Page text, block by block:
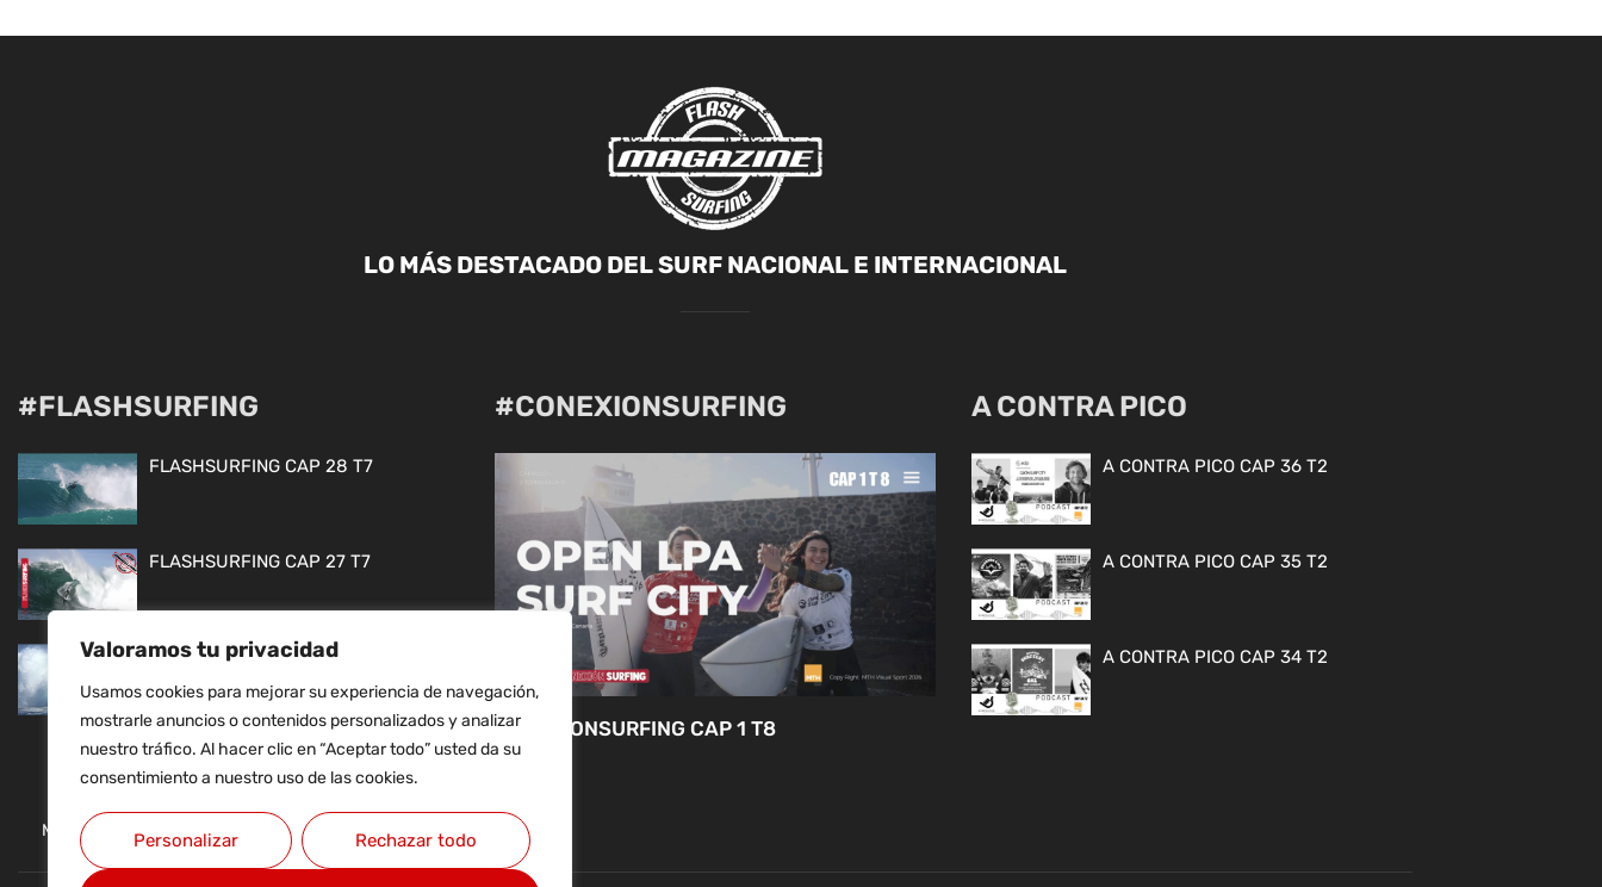
Valoramos tu privacidad
Usamos cookies para mejorar su experiencia de navegación,
mostrarle anuncios o contenidos personalizados y analizar
nuestro tráfico. Al hacer clic en “Aceptar todo” usted da su
consentimiento a nuestro uso de las cookies.
Personalizar Rechazar todo
LO MÁS DESTACADO DEL SURF NACIONAL E INTERNACIONAL
#FLASHSURFING
FLASHSURFING CAP 28 T7
FLASHSURFING CAP 27 T7
FLASHSURFING CAP 26 T7
#CONEXIONSURFING
CONEXIONSURFING CAP 1 T8
A CONTRA PICO
A CONTRA PICO CAP 36 T2
A CONTRA PICO CAP 35 T2
A CONTRA PICO CAP 34 T2
MAPA WEB CONTACTO AVISO LEGAL